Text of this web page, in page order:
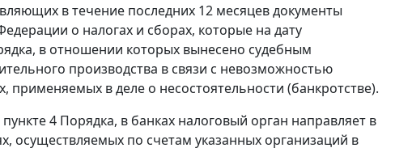
в течение последних 12 месяцев документы
о налогах и сборах, которые на дату
в отношении которых вынесено судебным
производства в связи с невозможностью
применяемых в деле о несостоятельности (банкротстве).
4 Порядка, в банках налоговый орган направляет в
осуществляемых по счетам указанных организаций в